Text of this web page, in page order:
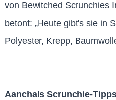
von Bewitched Scrunchies
betont: „Heute gibt's sie in
Polyester, Krepp,
Aanchals Scrunchie-